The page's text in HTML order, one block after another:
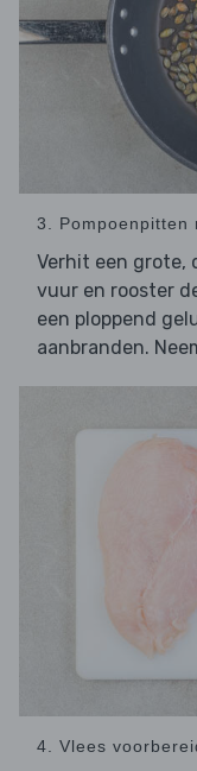
3. Pompoenpitten
Verhit een grote,
vuur en rooster
een ploppend
aanbranden.
4. Vlees